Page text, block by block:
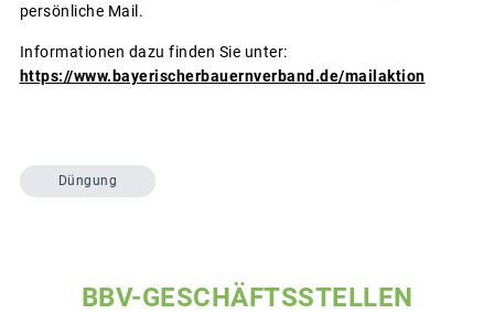
persönliche Mail.
Informationen dazu finden Sie unter:
https://www.bayerischerbauernverband.de/mailaktion
Düngung
BBV-GESCHÄFTSSTELLEN